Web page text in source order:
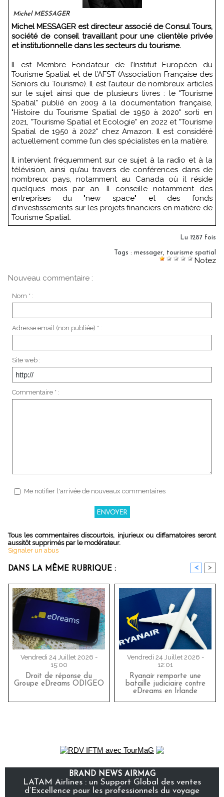
Michel MESSAGER
Michel MESSAGER est directeur associé de Consul Tours,
société de conseil travaillant pour une clientèle privée
et institutionnelle dans les secteurs du tourisme.
Il est Membre Fondateur de l’Institut Européen du
Tourisme Spatial et de l’AFST (Association Française des
Seniors du Tourisme). Il est l’auteur de nombreux articles
sur le sujet ainsi que de plusieurs livres : le "Tourisme
Spatial" publié en 2009 à la documentation française,
"Histoire du Tourisme Spatial de 1950 à 2020" sorti en
2021, "Tourisme Spatial et Ecologie" en 2022 et "Tourisme
Spatial de 1950 à 2022" chez Amazon. Il est considéré
actuellement comme l’un des spécialistes en la matière.
Il intervient fréquemment sur ce sujet à la radio et à la
télévision, ainsi qu’au travers de conférences dans de
nombreux pays, notamment au Canada où il réside
quelques mois par an. Il conseille notamment des
entreprises du "new space" et des fonds
d’investissements sur les projets financiers en matière de
Tourisme Spatial.
Lu 1287 fois
Tags : messager, tourisme spatial
Notez
Nouveau commentaire :
Nom * :
Adresse email (non publiée) * :
Site web :
Commentaire * :
Me notifier l'arrivée de nouveaux commentaires
Tous les commentaires discourtois, injurieux ou diffamatoires seront
aussitôt supprimés par le modérateur.
Signaler un abus
DANS LA MÊME RUBRIQUE : < >
Vendredi 24 Juillet 2026 -
15:00
Droit de réponse du
Groupe eDreams ODIGEO
Vendredi 24 Juillet 2026 -
12:01
Ryanair remporte une
bataille judiciaire contre
eDreams en Irlande
BRAND NEWS AIRMAG
LATAM Airlines : un Support Global des ventes
d’Excellence pour les professionnels du voyage